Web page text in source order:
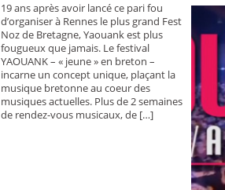
19 ans après avoir lancé ce pari fou
d’organiser à Rennes le plus grand Fest
Noz de Bretagne, Yaouank est plus
fougueux que jamais. Le festival
YAOUANK – « jeune » en breton –
incarne un concept unique, plaçant la
musique bretonne au coeur des
musiques actuelles. Plus de 2 semaines
de rendez-vous musicaux, de […]